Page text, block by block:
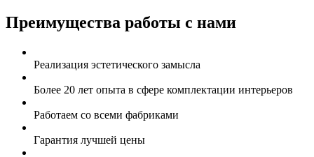
Преимущества работы с нами
Реализация эстетического замысла
Более 20 лет опыта в сфере комплектации интерьеров
Работаем со всеми фабриками
Гарантия лучшей цены